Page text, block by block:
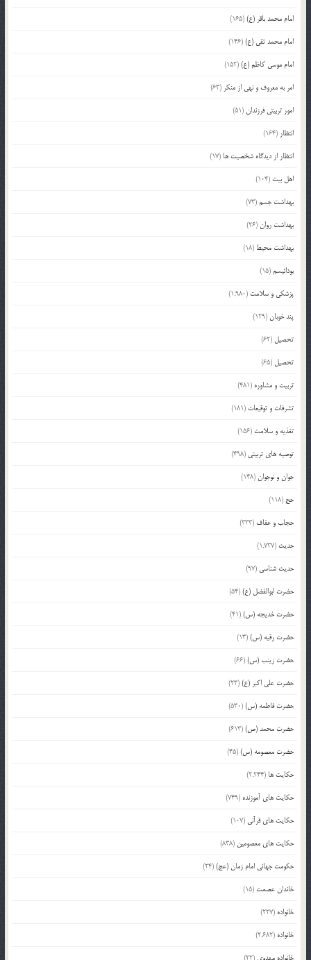
امام محمد باقر (ع)(165)
امام محمد تقی (ع)(146)
امام موسی کاظم (ع)(152)
امر به معروف و نهی از منکر (63)
امور تربیتی فرزندان(51)
انتظار (164)
انتظار از دیدگاه شخصیت ها (17)
اهل بیت (104)
بهداشت جسم(73)
بهداشت روان(26)
بهداشت محیط (18)
بودائیسم(15)
پزشکی و سلامت (1,980)
پند خوبان(129)
تحصیل (62)
تحصیل (65)
تربیت و مشاوره (481)
تشرفات و توقیعات (181)
تغذیه و سلامت (156)
توصیه های تربیتی (498)
جوان و نوجوان(148)
حج (118)
حجاب و عفاف (333)
حدیث (1,737)
حدیث شناسی (97)
حضرت ابوالفضل (ع)(54)
حضرت خدیجه (س)(41)
حضرت رقیه (س)(13)
حضرت زینب (س)(66)
حضرت علی اکبر (ع)(23)
حضرت فاطمه (س)(530)
حضرت محمد (ص)(613)
حضرت معصومه (س)(45)
حکایت ها (2,244)
حکایت های آموزنده (749)
حکایت های قرآنی (107)
حکایت های معصومین (838)
حکومت جهانی امام زمان (عج)(24)
خاندان عصمت (15)
خانواده (227)
خانواده (2,682)